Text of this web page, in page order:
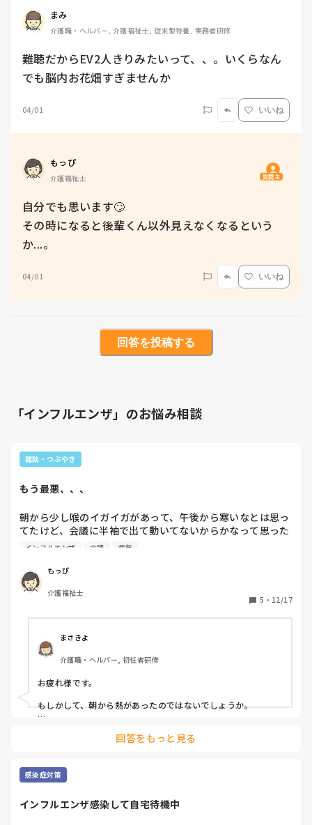
まみ
介護職・ヘルパー, 介護福祉士, 従来型特養, 実務者研修
難聴だからEV2人きりみたいって、、。いくらなん
でも脳内お花畑すぎませんか
04/01 いいね
もっぴ
介護福祉士 質問主
自分でも思います🙄
その時になると後輩くん以外見えなくなるという
か...。
04/01 いいね
回答を投稿する
「インフルエンザ」のお悩み相談
雑談・つぶやき
もう最悪、、、
朝から少し喉のイガイガがあって、午後から寒いなとは思っ
てたけど、会議に半袖で出て動いてないからかなって思った
けど、帰ってお風呂上がって熱測ってみたら39度。一応検査
ね...
顔面神経麻痺で1週間休んで、もしインフルだったらまた1週
そして、また親に色々言われるわ。日頃から運動しないから
有給もどんどん減っていっちゃうし、1月のライブもまた余
計に行きにくくなっちゃった。でも、もう振り込んでしまっ
たから行かないわけにもいかない。行っても許されるだろう
か？
インフルエンザ 会議 病気
もっぴ
介護福祉士
5 ・ 12/17
まさきよ
介護職・ヘルパー, 初任者研修
お疲れ様です。
もしかして、朝から熱があったのではないでしょうか。
病気は病気、ライブはライブ、割り切ってみませんか。
回答をもっと見る
感染症対策
インフルエンザ感染して自宅待機中